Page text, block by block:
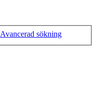
Avancerad sökning